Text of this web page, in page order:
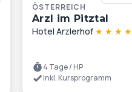
ÖSTERREICH
Arzl im Pitztal
Hotel Arzlerhof ★ ★ ★ ★
4 Tage / HP
inkl. Kursprogramm